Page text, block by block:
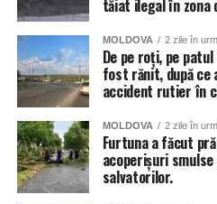
tăiat ilegal în
MOLDOVA 2 zile în
De pe roți, pe
fost rănit, după
accident rutier în
MOLDOVA 2 zile în
Furtuna a făcut
acoperișuri
salvatorilor.